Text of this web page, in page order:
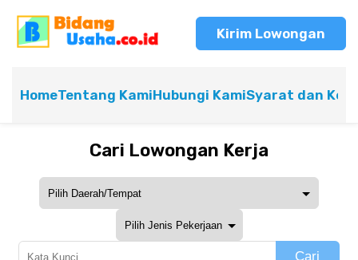
Kirim Lowongan
HomeTentang KamiHubungi KamiSyarat dan
Cari Lowongan Kerja
Cari